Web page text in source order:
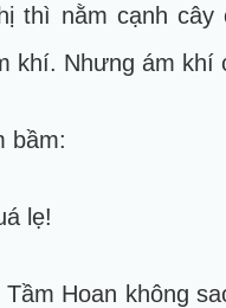
thì nằm cạnh
khí. Nhưng ám
bầm:
lẹ!
Hoan không